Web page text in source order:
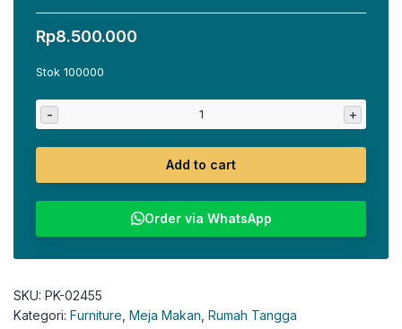
Rp8.500.000
Stok 100000
- +
Add to cart
Order via WhatsApp
SKU: PK-02455
Kategori: Furniture Meja Makan Rumah Tangga